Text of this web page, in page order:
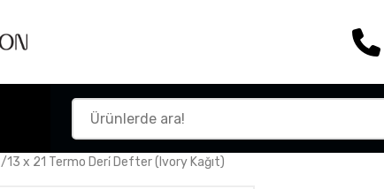
/13 x 21 Termo Deri̇ Defter (Ivory Kağıt)